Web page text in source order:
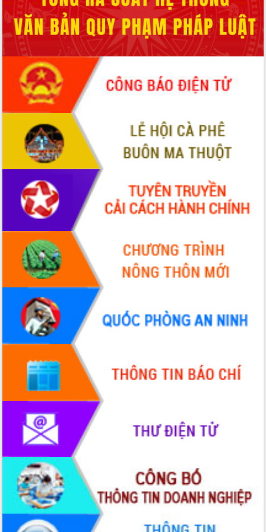
ứng để giữ vững thị trường xuất khẩu
Diễn đàn Kinh tế tư nhân Việt Nam đột
phá cơ chế - Hợp tác công tư
Đề án 06 tạo bước ngoặt đột phá trong
cải cách hành chính tỉnh Đắk Lắk
Kết nối tour, đẩy mạnh chuyển đổi số
để phát triển du lịch Đắk Lắk
Khởi động Dự án Đầu tư xây dựng hạ
tầng kỹ thuật Cụm công nghiệp Tân
Gặp mặt các cơ quan báo chí nhân Kỷ
niệm 101 năm Ngày Báo chí Cách
mạng Việt Nam
Đắk Lắk sơ kết 4 năm triển khai thực
hiện Đề án 06 của Chính phủ
Họp báo thông tin về Hội nghị Công bố
Quy hoạch và Xúc tiến đầu tư tỉnh Đắk
Lắk
Khơi thông điểm nghẽn, đẩy nhanh
giải ngân vốn khắc phục thiên tai
HĐND tỉnh thông qua điều chỉnh Quy
hoạch tỉnh thời kỳ 2021-2030
Hội thảo góp ý hồ sơ điều chỉnh quy
hoạch tỉnh Đắk Lắk thời kỳ 2021-2030,
tầm nhìn đến năm 2050
Nâng cao hiệu quả hoạt động của các
doanh nghiệp nhà nước
Hội nghị triển khai kết nối mạng
truyền số liệu chuyên dùng phục vụ cơ
quan Đảng, Nhà nước
Lễ phát động chuỗi hoạt động chung
tay làm sạch môi trường
Xã Ea Kar bước chuyển mình trong
công tác cải cách hành chính mô hình
UBND tỉnh họp báo định kỳ tháng 4
năm 2026
Hội thảo khoa học “Giải pháp thúc đẩy
phát triển nền kinh tế xanh tại tỉnh
Đắk Lắk”